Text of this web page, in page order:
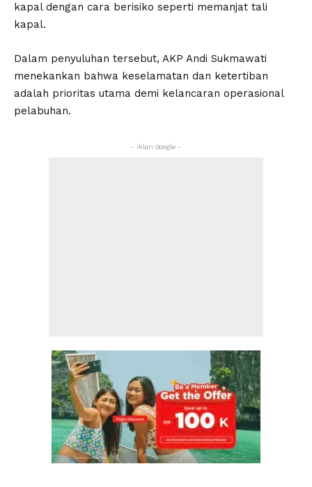
kapal dengan cara berisiko seperti memanjat tali
kapal.
Dalam penyuluhan tersebut, AKP Andi Sukmawati
menekankan bahwa keselamatan dan ketertiban
adalah prioritas utama demi kelancaran operasional
pelabuhan.
- Iklan Google -